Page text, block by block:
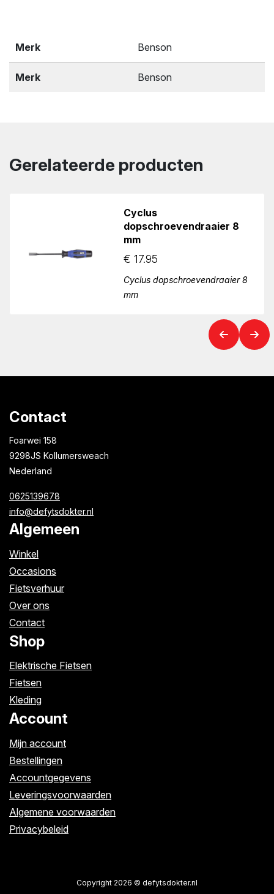
Merk Benson
Merk Benson
Gerelateerde producten
Cyclus
dopschroevendraaier 8
mm
€ 17.95
Cyclus dopschroevendraaier 8
mm
Contact
Foarwei 158
9298JS Kollumersweach
Nederland
0625139678
info@defytsdokter.nl
Algemeen
Winkel
Occasions
Fietsverhuur
Over ons
Contact
Shop
Elektrische Fietsen
Fietsen
Kleding
Account
Mijn account
Bestellingen
Accountgegevens
Leveringsvoorwaarden
Algemene voorwaarden
Privacybeleid
Copyright 2026 © defytsdokter.nl